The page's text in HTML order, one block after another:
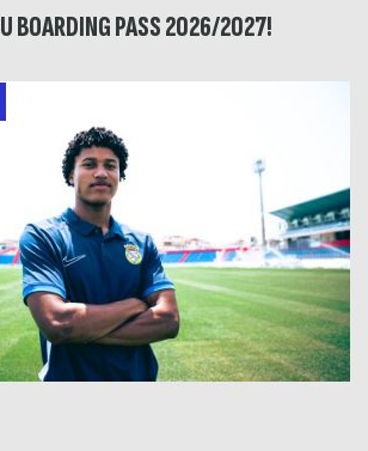
BOARDING PASS 2026/2027!